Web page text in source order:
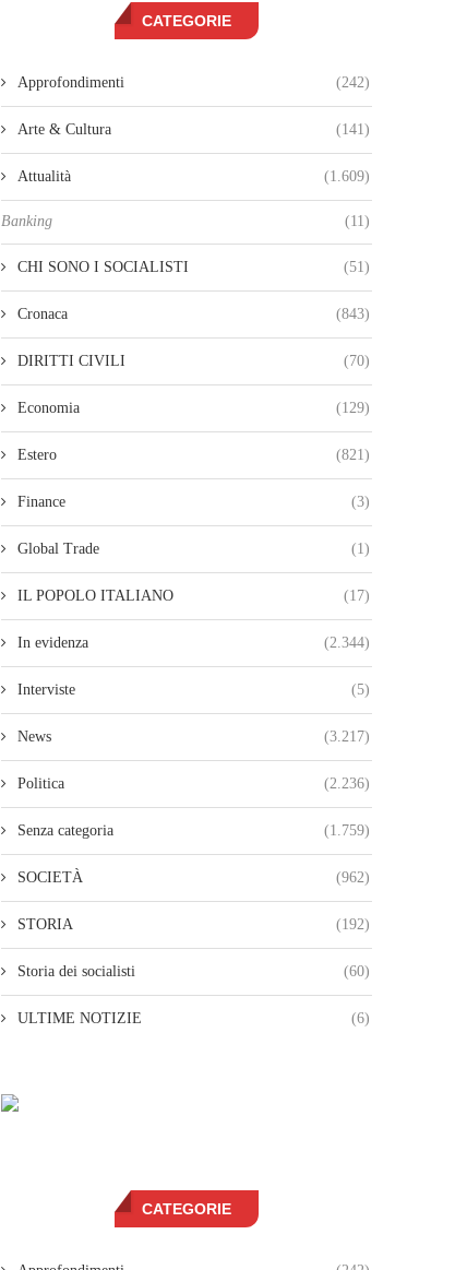
CATEGORIE
Approfondimenti (242)
Arte & Cultura (141)
Attualità (1.609)
Banking (11)
CHI SONO I SOCIALISTI (51)
Cronaca (843)
DIRITTI CIVILI (70)
Economia (129)
Estero (821)
Finance (3)
Global Trade (1)
IL POPOLO ITALIANO (17)
In evidenza (2.344)
Interviste (5)
News (3.217)
Politica (2.236)
Senza categoria (1.759)
SOCIETÀ (962)
STORIA (192)
Storia dei socialisti (60)
ULTIME NOTIZIE (6)
CATEGORIE